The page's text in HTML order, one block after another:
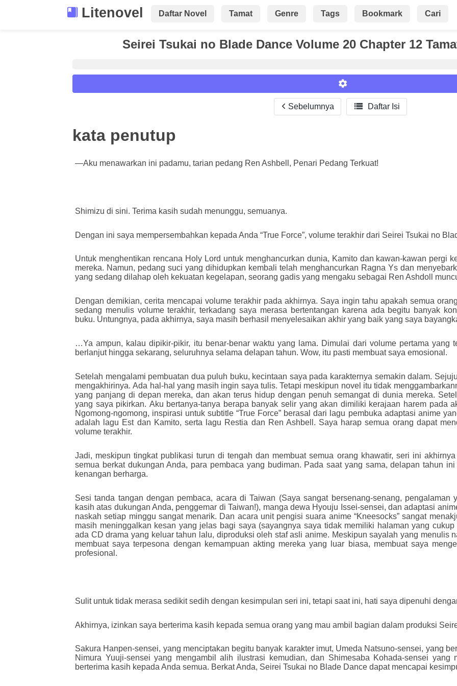
Litenovel Daftar Novel Tamat Genre Tags Bookmark Cari
Seirei Tsukai no Blade Dance Volume 20 Chapter 12
Font :
Titillium Web
Size :
Sebelumnya  Daftar Isi
kata penutup
—Aku menawarkan ini padamu, tarian pedang Ren Ashbell, Penari Pedang Terkuat!
Shimizu di sini. Terima kasih sudah menunggu, semuanya.
Dengan ini saya mempersembahkan kepada Anda “True Force”, volume terakhir dari Seirei Tsukai no
Untuk menghentikan rencana Holy Lord untuk menghancurkan dunia, Kamito dan kawan-kawan pergi
mereka. Namun, pedang suci yang dihidupkan kembali telah menghancurkan Ragna Ys dan
yang sedang dilahap oleh kekuatan kegelapan, seorang gadis yang mengaku sebagai Ren Ashdoll
Dengan demikian, cerita mencapai volume terakhir pada akhirnya. Saya ingin tahu apakah semua
sedang menulis volume terakhir, terkadang saya merasa bertentangan karena ada begitu banyak
buku. Untungnya, pada akhirnya, saya masih berhasil menyelesaikan akhir yang baik yang saya
…Ya ampun, kalau dipikir-pikir, itu benar-benar waktu yang lama. Dimulai dari volume pertama yang
berlanjut hingga sekarang, seluruhnya selama delapan tahun. Wow, itu pasti membuat saya emosional.
Setelah mengalami pembuatan dua puluh buku, kecintaan saya pada karakternya semakin dalam.
mengakhirinya. Ada hal-hal yang masih ingin saya tulis. Tetapi meskipun novel itu tidak
yang panjang di depan mereka, dan akan terus hidup dengan penuh semangat di dunia mereka.
yang saya pikirkan. Aku bertanya-tanya berapa banyak selir yang akan dimiliki kerajaan harem pada
Ngomong-ngomong, inspirasi untuk subtitle “True Force” berasal dari lagu pembuka adaptasi anime
adalah lagu Est dan Kamito, serta lagu Restia dan Ren Ashbell. Saya harap semua orang dapat
volume terakhir.
Jadi, meskipun tingkat publikasi turun di tengah dan membuat semua orang khawatir, seri ini
semua berkat dukungan Anda, para pembaca yang budiman. Pada saat yang sama, delapan tahun
kenangan berharga.
Sesi tanda tangan dengan pembaca, acara di Taiwan (Saya sangat bersenang-senang, pengalaman
kasih atas dukungan Anda, penggemar di Taiwan!), manga dewa Hyouju Issei-sensei, dan adaptasi
naskah setiap minggu sangat menarik. Dan acara unit pengisi suara anime “Kneesocks” sangat
masih meninggalkan kesan yang jelas bagi saya (sayangnya saya tidak memiliki halaman yang
ada CD drama yang keluar tahun lalu, diproduksi oleh staf asli anime. Meskipun sayalah yang menulis
membuat saya terpesona dengan kemampuan akting mereka yang luar biasa, membuat saya
profesional.
Sulit untuk tidak merasa sedikit sedih dengan kesimpulan seri ini, tetapi saat ini, hati saya dipenuhi
Akhirnya, izinkan saya berterima kasih kepada semua orang yang mau ambil bagian dalam produksi
Sakura Hanpen-sensei, yang menciptakan begitu banyak karakter imut, Umeda Natsuno-sensei, yang
Nimura Yuuji-sensei yang mengambil alih ilustrasi kemudian, dan Shimesaba Kohada-sensei
berterima kasih kepada Anda semua. Berkat Anda, Seirei Tsukai no Blade Dance dapat mencapai